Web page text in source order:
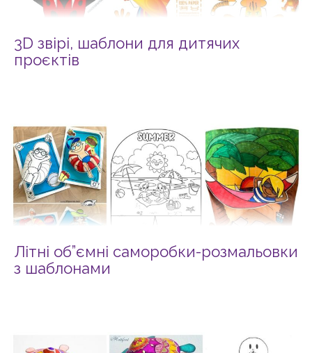
3D звірі, шаблони для дитячих
проєктів
Літні об”ємні саморобки-розмальовки
з шаблонами